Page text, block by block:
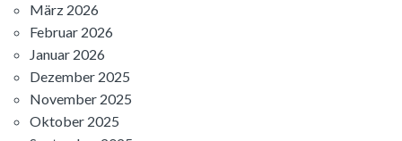
März 2026
Februar 2026
Januar 2026
Dezember 2025
November 2025
Oktober 2025